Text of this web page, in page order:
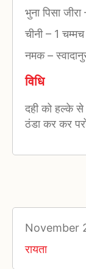
भुना पिसा जीरा
चीनी– 1 चम्मच
नमक–
विधि
दही को हल्के से
ठंडा कर कर
November
रायता